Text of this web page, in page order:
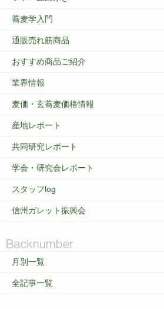
蕎麦学入門
通販売れ筋商品
おすすめ商品ご紹介
業界情報
麦価・玄蕎麦価格情報
産地レポート
共同研究レポート
学会・研究会レポート
スタッフlog
信州ガレット振興会
月別一覧
全記事一覧